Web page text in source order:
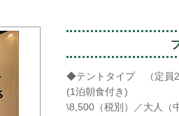
◆テントタイプ （定員2
(1泊朝食付き)
\8,500（税別）／大人（